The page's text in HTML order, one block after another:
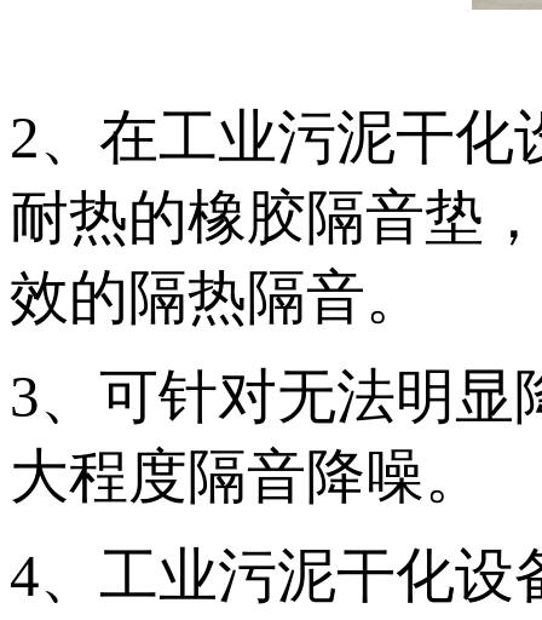
2、在工业污泥干
耐热的橡胶隔音垫
效的隔热隔音。
3、可针对无法明
大程度隔音降噪。
4、工业污泥干化设